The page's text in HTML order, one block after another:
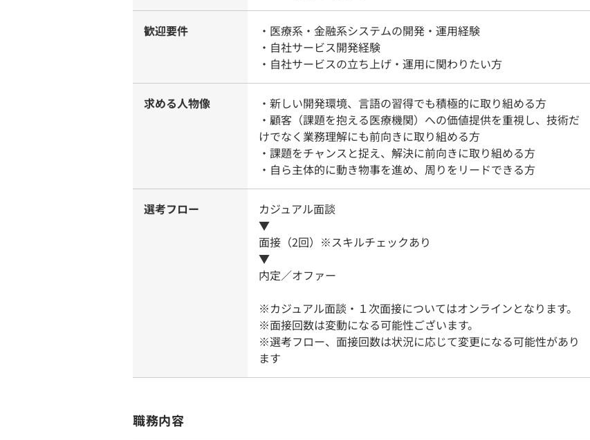
歓迎要件
・医療系・金融系システムの開発・運用経験
・自社サービス開発経験
・自社サービスの立ち上げ・運用に関わりたい方
求める人物像
・新しい開発環境、言語の習得でも積極的に取り組める方
・顧客（課題を抱える医療機関）への価値提供を重視し、技術だ
けでなく業務理解にも前向きに取り組める方
・課題をチャンスと捉え、解決に前向きに取り組める方
・自ら主体的に動き物事を進め、周りをリードできる方
選考フロー
カジュアル面談
▼
面接（2回）※スキルチェックあり
▼
内定／オファー
※カジュアル面談・１次面接についてはオンラインとなります。
※面接回数は変動になる可能性ございます。
※選考フロー、面接回数は状況に応じて変更になる可能性があり
ます
職務内容